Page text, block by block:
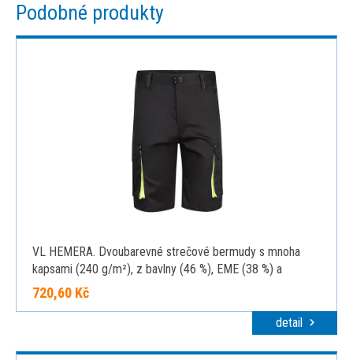
Podobné produkty
VL HEMERA. Dvoubarevné strečové bermudy s mnoha
kapsami (240 g/m²), z bavlny (46 %), EME (38 %) a
polyesteru (16 %), černá, 34
720,60 Kč
detail